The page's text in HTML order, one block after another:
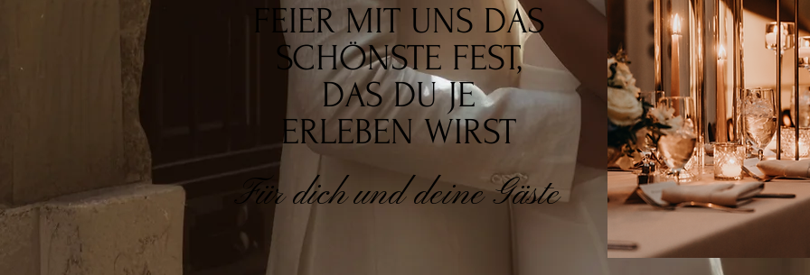
FEIER MIT UNS DAS
SCHÖNSTE FEST,
DAS DU JE
ERLEBEN WIRST
Für dich und deine Gäste